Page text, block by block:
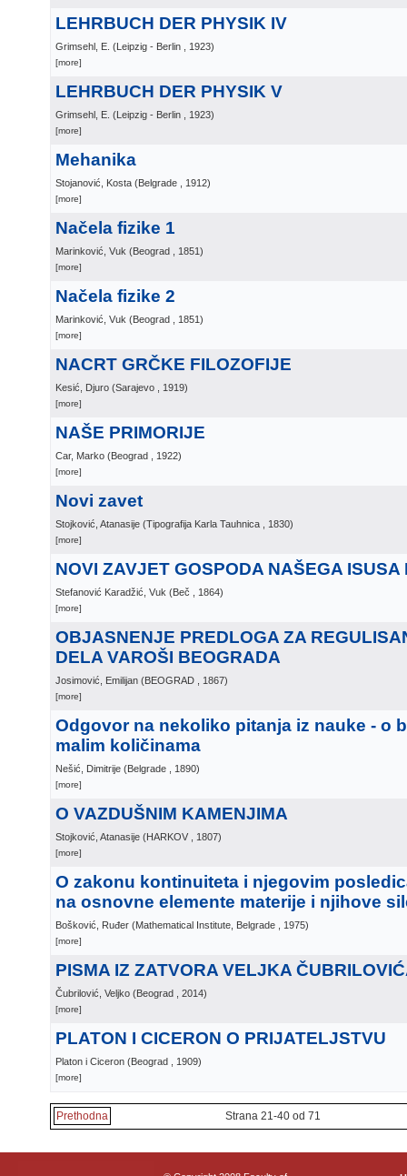
LEHRBUCH DER PHYSIK IV
Grimsehl, E. (Leipzig - Berlin , 1923)
[more]
LEHRBUCH DER PHYSIK V
Grimsehl, E. (Leipzig - Berlin , 1923)
[more]
Mehanika
Stojanović, Kosta (Belgrade , 1912)
[more]
Načela fizike 1
Marinković, Vuk (Beograd , 1851)
[more]
Načela fizike 2
Marinković, Vuk (Beograd , 1851)
[more]
NACRT GRČKE FILOZOFIJE
Kesić, Djuro (Sarajevo , 1919)
[more]
NAŠE PRIMORIJE
Car, Marko (Beograd , 1922)
[more]
Novi zavet
Stojković, Atanasije (Tipografija Karla Tauhnica , 1830)
[more]
NOVI ZAVJET GOSPODA NAŠEGA ISUSA
Stefanović Karadžić, Vuk (Beč , 1864)
[more]
OBJASNENJE PREDLOGA ZA
DELA VAROŠI BEOGRADA
Josimović, Emilijan (BEOGRAD , 1867)
[more]
Odgovor na nekoliko pitanja iz nauke - o
malim količinama
Nešić, Dimitrije (Belgrade , 1890)
[more]
O VAZDUŠNIM KAMENJIMA
Stojković, Atanasije (HARKOV , 1807)
[more]
O zakonu kontinuiteta i njegovim
na osnovne elemente materije i njihove
Bošković, Ruđer (Mathematical Institute, Belgrade , 1975)
[more]
PISMA IZ ZATVORA VELJKA
Čubrilović, Veljko (Beograd , 2014)
[more]
PLATON I CICERON O PRIJATELJSTVU
Platon i Ciceron (Beograd , 1909)
[more]
Prethodna Strana 21-40 od 71